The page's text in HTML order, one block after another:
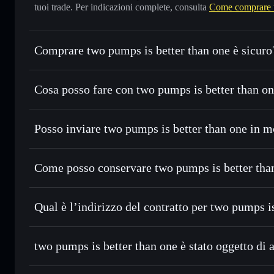
tuoi trade. Per indicazioni complete, consulta Come comprare
Comprare two pumps is better than one è
two pumps is better than one non è verificato
Cosa posso fare con two pumps is better than
two pumps is better than one
wallet Solflare
Scambiare istantaneamente — scambia PUMP2X in
privacy incorporato di Solflare
Monitorare in tempo reale— conosci prezzo, volume,
Conservare in modo sicuro
— tieni i tuoi PUMP2X in un
esclusivo controllo delle tue chiavi private
Posso inviare two pumps is better than one in
Aggregatore di privacy
Come posso conservare two pumps is better
two pumps is better than
Aggregatore di privacy
Qual è l’indirizzo del contratto per two pumps
two pumps is
two pumps is better than one è stato oggetto di
two pumps is better than one non è verificato